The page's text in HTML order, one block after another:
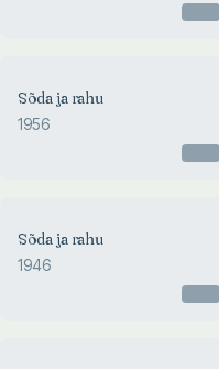
Sõda ja rahu
1956
Sõda ja rahu
1946